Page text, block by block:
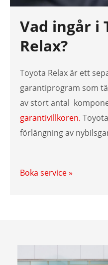
Vad ingår i
Relax?
Toyota Relax är ett
garantiprogram som
av stort antal
garantivillkoren.
förlängning av
Boka service »